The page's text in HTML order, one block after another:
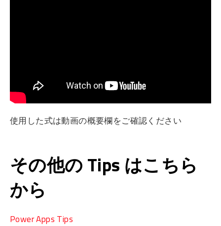
使用した式は動画の概要欄をご確認ください
その他の Tips はこちら
から
Power Apps Tips